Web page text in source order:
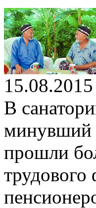
15.08.2015
В
минувший
прошли